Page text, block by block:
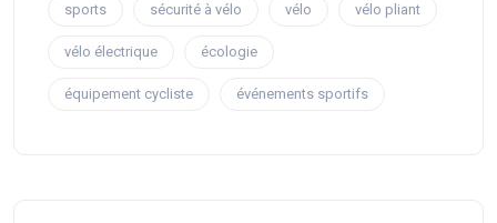
sports sécurité à vélo vélo vélo pliant
vélo électrique écologie
équipement cycliste événements sportifs